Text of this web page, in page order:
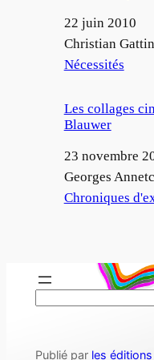
Date
22 juin 2010
Auteur
Christian
Par rapport à
Nécessités
Les collages
Blauwer
Date
23 novembre
Auteur
Georges
Par rapport à
Chroniques
Publié par les